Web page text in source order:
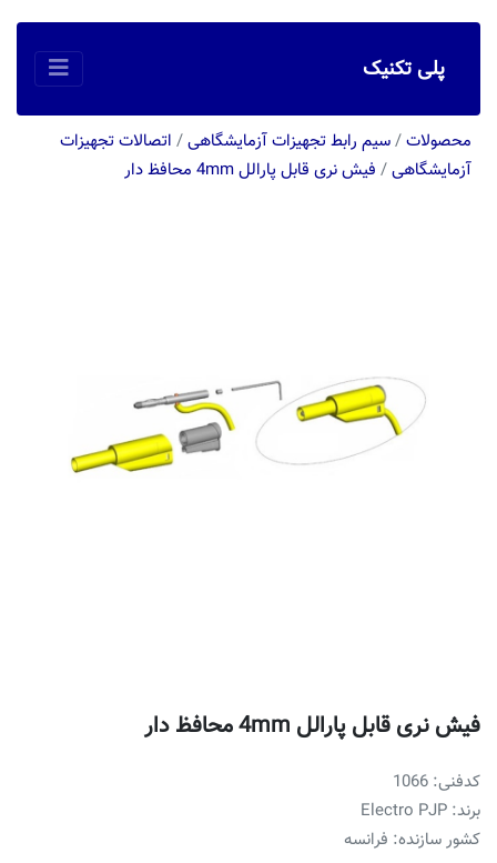
پلی تکنیک
محصولات/سیم رابط تجهیزات آزمایشگاهی/ اتصالات تجهیزات
آزمایشگاهی/ فیش نری قابل پارالل 4mm محافظ دار
فیش نری قابل پارالل 4mm محافظ دار
کدفنی: 1066
برند: Electro PJP
کشور سازنده: فرانسه